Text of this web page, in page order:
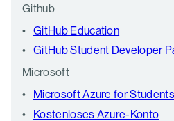
Github
GitHub Education
GitHub Student Developer
Microsoft
Microsoft Azure for Students
Kostenloses Azure-Konto